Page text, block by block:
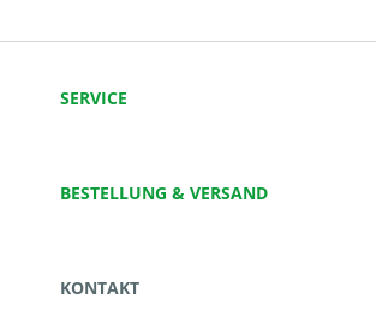
SERVICE
BESTELLUNG & VERSAND
KONTAKT